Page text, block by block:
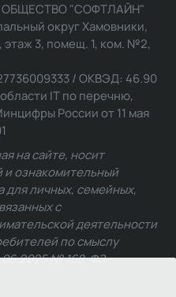
"СОФТЛАЙН"
округ Хамовники,
этаж 3, помещ. 1, ком. №2,
/ ОКВЭД: 46.90
IT по перечню,
России от 11 мая
на сайте, носит
и ознакомительный
для личных, семейных,
с
деятельности
по смыслу
№ 168-ФЗ.